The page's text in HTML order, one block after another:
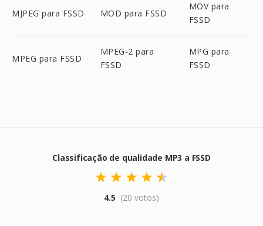
MJPEG para FSSD MOD para FSSD
MOV para
FSSD
MPEG para FSSD
MPEG-2 para
FSSD
MPG para
FSSD
Classificação de qualidade MP3 a FSSD
4.5 (20 votos)